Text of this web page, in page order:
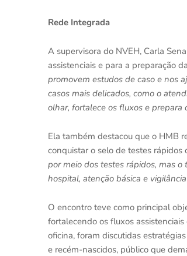
Rede Integrada
A supervisora do NVEH, Carla
assistenciais e para a preparação
promovem estudos de caso e nos
casos mais delicados, como o
olhar, fortalece os fluxos e prepara
Ela também destacou que o HMB
conquistar o selo de testes rápidos
por meio dos testes rápidos, mas
hospital, atenção básica e
O encontro teve como principal
fortalecendo os fluxos
oficina, foram discutidas
e recém-nascidos, público que